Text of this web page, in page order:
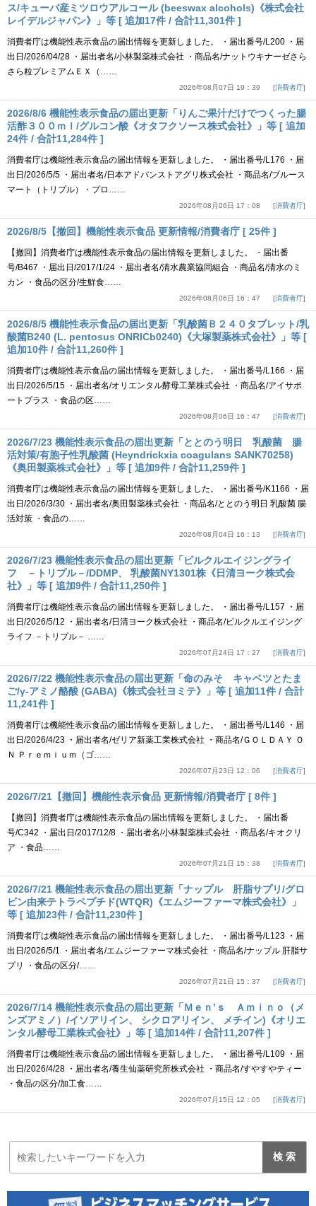
ス/キューバ産ミツロウアルコール (beeswax alcohols)《株式会社
レイデルジャパン》」等 [ 追加17件 / 合計11,301件 ]
消費者庁は機能性表示食品の届出情報を更新しました。 ・届出番号/L200 ・届
出日/2026/04/28 ・届出者名/小林製薬株式会社 ・商品名/ナットウキナーゼさら
さら粒プレミアムＥＸ（……
2026年08月07日 19：39 消費者庁
2026/8/6 機能性表示食品の届出更新「りんご果汁だけでつくった腸
活酢３００ｍｌ/グルコン酸《オタフクソース株式会社》」等 [ 追加
24件 / 合計11,284件 ]
消費者庁は機能性表示食品の届出情報を更新しました。 ・届出番号/L176 ・届
出日/2026/5/5 ・届出者名/日本アドバンストアグリ株式会社 ・商品名/ブルース
マート（トリプル）・プロ……
2026年08月06日 17：08 消費者庁
2026/8/5【撤回】機能性表示食品 更新情報/消費者庁 [ 25件 ]
【撤回】消費者庁は機能性表示食品の届出情報を更新しました。 ・届出番
号/B467 ・届出日/2017/1/24 ・届出者名/清水農業協同組合 ・商品名/清水のミ
カン ・食品の区分/生鮮食……
2026年08月06日 16：47 消費者庁
2026/8/5 機能性表示食品の届出更新「乳酸菌Ｂ２４０タブレット/乳
酸菌B240 (L. pentosus ONRICb0240)《大塚製薬株式会社》」等 [
追加10件 / 合計11,260件 ]
消費者庁は機能性表示食品の届出情報を更新しました。 ・届出番号/L166 ・届
出日/2026/5/15 ・届出者名/オリエンタル酵母工業株式会社 ・商品名/アイサポ
ートプラス ・食品の区……
2026年08月06日 16：47 消費者庁
2026/7/23 機能性表示食品の届出更新「ととのう明日 乳酸菌 腸
活対策/有胞子性乳酸菌 (Heyndrickxia coagulans SANK70258)
《奥田製薬株式会社》」等 [ 追加9件 / 合計11,259件 ]
消費者庁は機能性表示食品の届出情報を更新しました。 ・届出番号/K1166 ・届
出日/2026/3/30 ・届出者名/奥田製薬株式会社 ・商品名/ととのう明日 乳酸菌 腸
活対策 ・食品の……
2026年08月04日 16：13 消費者庁
2026/7/23 機能性表示食品の届出更新「ピルクルエイジングライ
フ －トリプル－/DDMP、 乳酸菌NY1301株《日清ヨーク株式会
社》」等 [ 追加9件 / 合計11,250件 ]
消費者庁は機能性表示食品の届出情報を更新しました。 ・届出番号/L157 ・届
出日/2026/5/12 ・届出者名/日清ヨーク株式会社 ・商品名/ピルクルエイジング
ライフ －トリプル－ ……
2026年07月24日 17：27 消費者庁
2026/7/22 機能性表示食品の届出更新「命のみそ キャベツとたま
ご/γ-アミノ酪酸 (GABA)《株式会社ヨミテ》」等 [ 追加11件 / 合計
11,241件 ]
消費者庁は機能性表示食品の届出情報を更新しました。 ・届出番号/L146 ・届
出日/2026/4/23 ・届出者名/ゼリア新薬工業株式会社 ・商品名/ＧＯＬＤＡＹ Ｏ
Ｎ Ｐｒｅｍｉｕｍ（ゴ……
2026年07月23日 12：06 消費者庁
2026/7/21【撤回】機能性表示食品 更新情報/消費者庁 [ 8件 ]
【撤回】消費者庁は機能性表示食品の届出情報を更新しました。 ・届出番
号/C342 ・届出日/2017/12/8 ・届出者名/小林製薬株式会社 ・商品名/キオクリ
ア ・食品……
2026年07月21日 15：38 消費者庁
2026/7/21 機能性表示食品の届出更新「ナップル 肝脂サプリ/グロ
ビン由来テトラペプチド(WTQR)《エムジーファーマ株式会社》」
等 [ 追加23件 / 合計11,230件 ]
消費者庁は機能性表示食品の届出情報を更新しました。 ・届出番号/L123 ・届
出日/2026/5/1 ・届出者名/エムジーファーマ株式会社 ・商品名/ナップル 肝脂サ
プリ ・食品の区分/……
2026年07月21日 15：37 消費者庁
2026/7/14 機能性表示食品の届出更新「Ｍｅｎ’ｓ Ａｍｉｎｏ（メ
ンズアミノ）/イソアリイン、 シクロアリイン、 メチイン)《オリエ
ンタル酵母工業株式会社》」等 [ 追加14件 / 合計11,207件 ]
消費者庁は機能性表示食品の届出情報を更新しました。 ・届出番号/L109 ・届
出日/2026/4/28 ・届出者名/養生仙薬研究所株式会社 ・商品名/すやすやティー
・食品の区分/加工食……
2026年07月15日 12：05 消費者庁